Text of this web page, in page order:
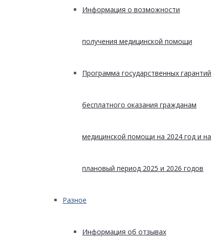
Информация о возможности
получения медицинской помощи
Программа государственных гарантий
бесплатного оказания гражданам
медицинской помощи на 2024 год и на
плановый период 2025 и 2026 годов
Разное
Информация об отзывах